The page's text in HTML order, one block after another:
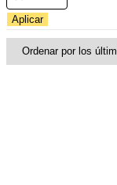
Aplicar